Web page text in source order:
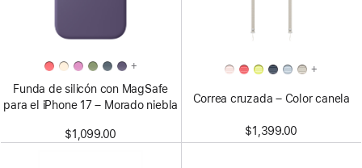
+
Funda de silicón con MagSafe
para el iPhone 17 – Morado niebla
$1,099.00
+
Correa cruzada – Color canela
$1,399.00